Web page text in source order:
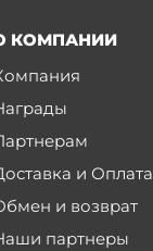
КОМПАНИИ
и Оплата
и возврат
партнеры